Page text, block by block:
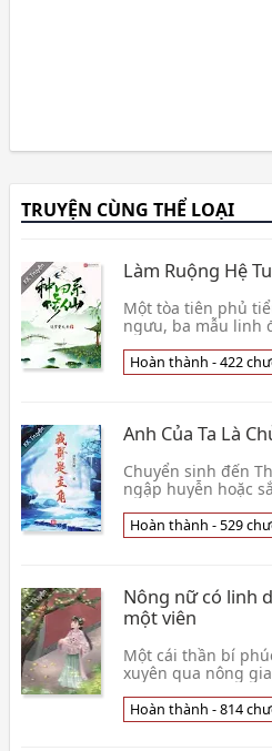
TRUYỆN CÙNG THỂ LOẠI
Làm Ruộng Hệ
Một tòa tiên phủ
ngưu, ba mẫu linh
không có v👦 Truy
Hoàn thành - 422
Anh Của Ta Là
Chuyển sinh đến
ngập huyễn hoặc
nhưng ai 👦 Phù
Hoàn thành - 529
Nông nữ có linh
một viên
Một cái thần bí
xuyên qua nông
thống n👦 Trường
Hoàn thành - 814